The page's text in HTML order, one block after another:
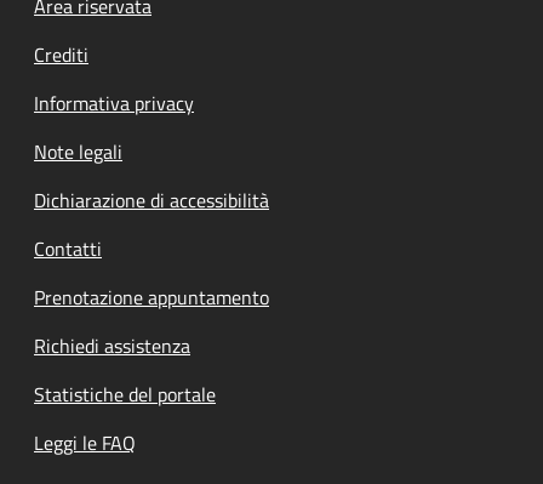
Crediti
Informativa privacy
Note legali
Dichiarazione di accessibilità
Contatti
Prenotazione appuntamento
Richiedi assistenza
Statistiche del portale
Leggi le FAQ